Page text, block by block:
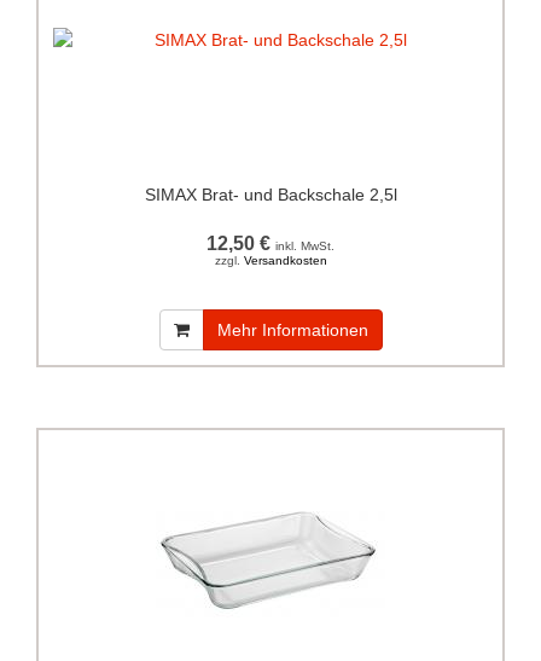
SIMAX Brat- und Backschale 2,5l
12,50 € inkl. MwSt.
zzgl. Versandkosten
Mehr Informationen